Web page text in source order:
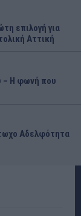
επιλογή για
Αττική
– Η φωνή που
Αδελφότητα